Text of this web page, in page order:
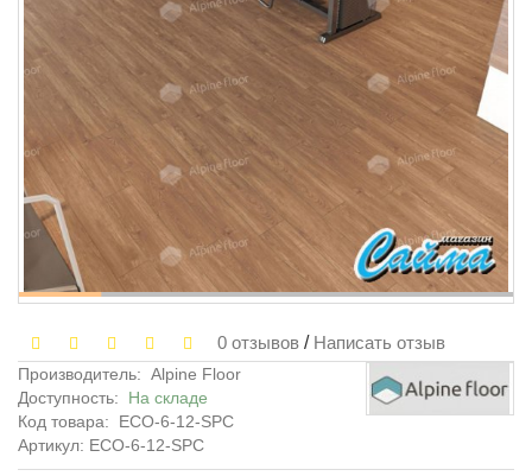
0 отзывов / Написать отзыв
Производитель: Alpine Floor
Доступность: На складе
Код товара:
ЕСО-6-12-SPC
Артикул: ЕСО-6-12-SPC